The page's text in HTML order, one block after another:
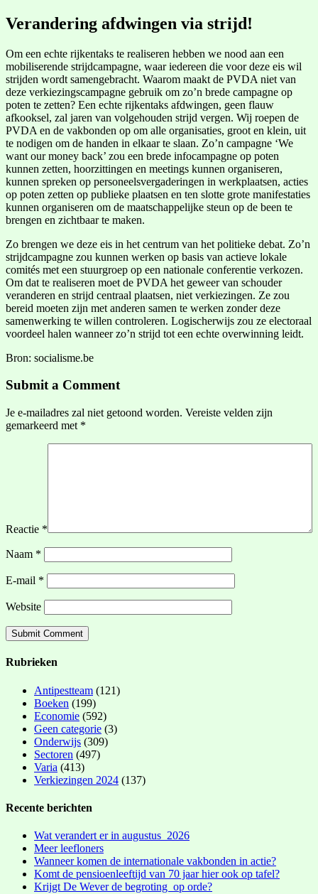
Verandering afdwingen via strijd!
Om een echte rijkentaks te realiseren hebben we nood aan een
mobiliserende strijdcampagne, waar iedereen die voor deze eis wil
strijden wordt samengebracht. Waarom maakt de PVDA niet van
deze verkiezingscampagne gebruik om zo’n brede campagne op
poten te zetten? Een echte rijkentaks afdwingen, geen flauw
afkooksel, zal jaren van volgehouden strijd vergen. Wij roepen de
PVDA en de vakbonden op om alle organisaties, groot en klein, uit
te nodigen om de handen in elkaar te slaan. Zo’n campagne ‘We
want our money back’ zou een brede infocampagne op poten
kunnen zetten, hoorzittingen en meetings kunnen organiseren,
kunnen spreken op personeelsvergaderingen in werkplaatsen, acties
op poten zetten op publieke plaatsen en ten slotte grote manifestaties
kunnen organiseren om de maatschappelijke steun op de been te
brengen en zichtbaar te maken.
Zo brengen we deze eis in het centrum van het politieke debat. Zo’n
strijdcampagne zou kunnen werken op basis van actieve lokale
comités met een stuurgroep op een nationale conferentie verkozen.
Om dat te realiseren moet de PVDA het geweer van schouder
veranderen en strijd centraal plaatsen, niet verkiezingen. Ze zou
bereid moeten zijn met anderen samen te werken zonder deze
samenwerking te willen controleren. Logischerwijs zou ze electoraal
voordeel halen wanneer zo’n strijd tot een echte overwinning leidt.
Bron: socialisme.be
Submit a Comment
Je e-mailadres zal niet getoond worden. Vereiste velden zijn
gemarkeerd met *
Reactie *
Naam *
E-mail *
Website
Rubrieken
Antipestteam (121)
Boeken (199)
Economie (592)
Geen categorie (3)
Onderwijs (309)
Sectoren (497)
Varia (413)
Verkiezingen 2024 (137)
Recente berichten
Wat verandert er in augustus 2026
Meer leefloners
Wanneer komen de internationale vakbonden in actie?
Komt de pensioenleeftijd van 70 jaar hier ook op tafel?
Krijgt De Wever de begroting op orde?